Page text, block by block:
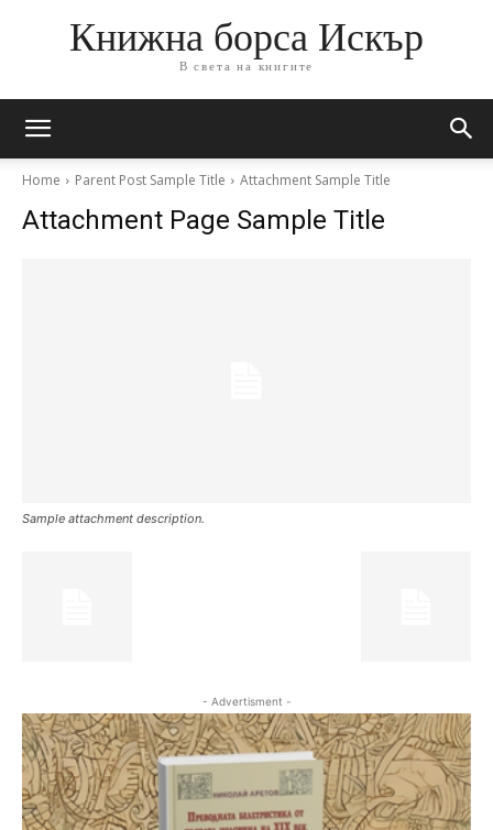
Книжна борса Искър
В света на книгите
Home Parent Post Sample Title Attachment Sample Title
Attachment Page Sample Title
Sample attachment description.
- Advertisment -